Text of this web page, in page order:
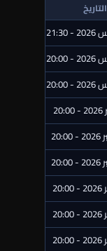
التاريخ